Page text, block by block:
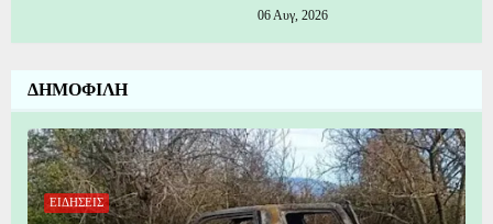
06 Αυγ, 2026
ΔΗΜΟΦΙΛΗ
ΕΙΔΗΣΕΙΣ